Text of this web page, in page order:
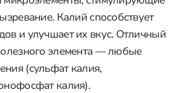
Калий способствует
и улучшает их вкус. Отличный
элемента — любые
(сульфат калия,
калия).